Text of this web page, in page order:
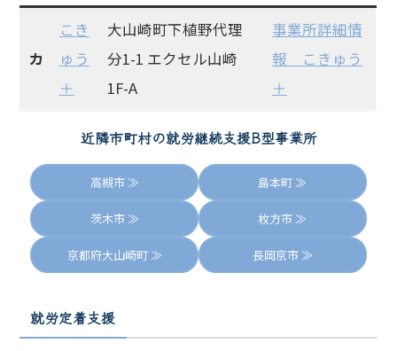
カ
こき
ゅう
＋
大山崎町下植野代理
分1-1 エクセル山崎
1F-A
事業所詳細情
報 こきゅう
＋
近隣市町村の就労継続支援B型事業所
高槻市 ≫ 島本町 ≫
茨木市 ≫ 枚方市 ≫
京都府大山崎町 ≫ 長岡京市 ≫
就労定着支援